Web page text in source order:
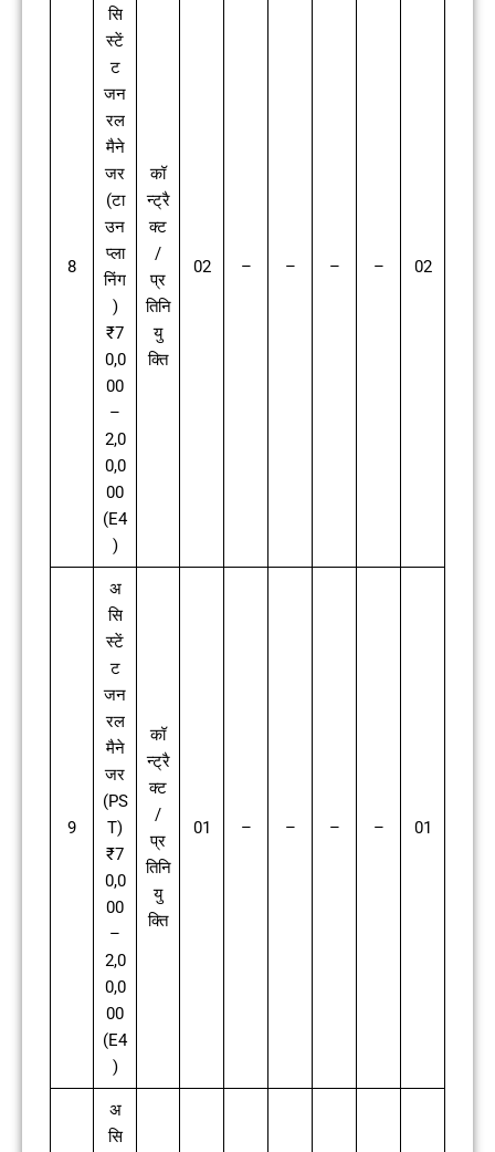
8
सि
स्टें
ट
जन
रल
मैने
जर
(टा
उन
प्ला
निंग
)
₹7
0,0
00
–
2,0
0,0
00
(E4
)
कॉ
न्ट्रै
क्ट
/
प्र
तिनि
यु
क्ति
02 – – – – 02
9
अ
सि
स्टें
ट
जन
रल
मैने
जर
(PS
T)
₹7
0,0
00
–
2,0
0,0
00
(E4
)
कॉ
न्ट्रै
क्ट
/
प्र
तिनि
यु
क्ति
01 – – – – 01
अ
सि